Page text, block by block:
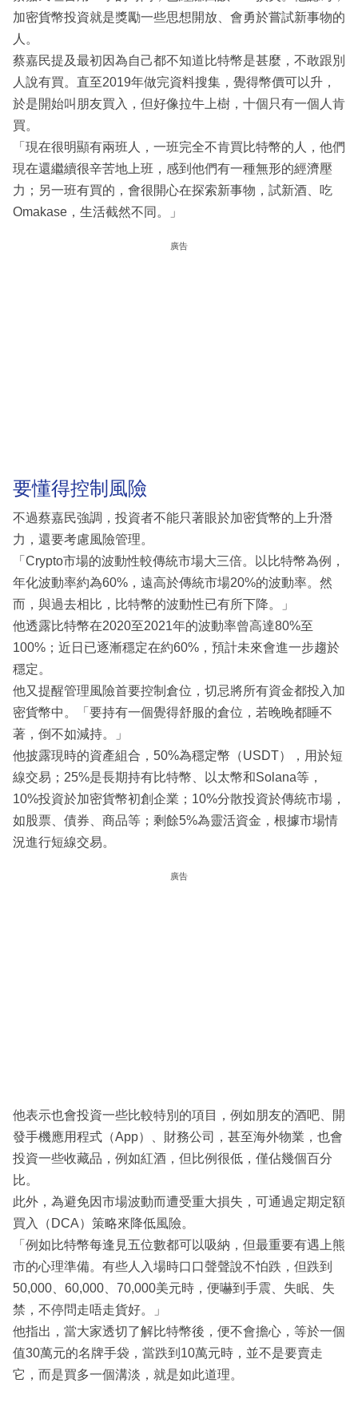
加密貨幣投資就是獎勵一些思想開放、會勇於嘗試新事物的
人。
蔡嘉民提及最初因為自己都不知道比特幣是甚麼，不敢跟別
人說有買。直至2019年做完資料搜集，覺得幣價可以升，
於是開始叫朋友買入，但好像拉牛上樹，十個只有一個人肯
買。
「現在很明顯有兩班人，一班完全不肯買比特幣的人，他們
現在還繼續很辛苦地上班，感到他們有一種無形的經濟壓
力；另一班有買的，會很開心在探索新事物，試新酒、吃
Omakase，生活截然不同。」
廣告
要懂得控制風險
不過蔡嘉民強調，投資者不能只著眼於加密貨幣的上升潛
力，還要考慮風險管理。
「Crypto市場的波動性較傳統市場大三倍。以比特幣為例，
年化波動率約為60%，遠高於傳統市場20%的波動率。然
而，與過去相比，比特幣的波動性已有所下降。」
他透露比特幣在2020至2021年的波動率曾高達80%至
100%；近日已逐漸穩定在約60%，預計未來會進一步趨於
穩定。
他又提醒管理風險首要控制倉位，切忌將所有資金都投入加
密貨幣中。「要持有一個覺得舒服的倉位，若晚晚都睡不
著，倒不如減持。」
他披露現時的資產組合，50%為穩定幣（USDT），用於短
線交易；25%是長期持有比特幣、以太幣和Solana等，
10%投資於加密貨幣初創企業；10%分散投資於傳統市場，
如股票、債券、商品等；剩餘5%為靈活資金，根據市場情
況進行短線交易。
廣告
他表示也會投資一些比較特別的項目，例如朋友的酒吧、開
發手機應用程式（App）、財務公司，甚至海外物業，也會
投資一些收藏品，例如紅酒，但比例很低，僅佔幾個百分
比。
此外，為避免因市場波動而遭受重大損失，可通過定期定額
買入（DCA）策略來降低風險。
「例如比特幣每逢見五位數都可以吸納，但最重要有遇上熊
市的心理準備。有些人入場時口口聲聲說不怕跌，但跌到
50,000、60,000、70,000美元時，便嚇到手震、失眠、失
禁，不停問走唔走貨好。」
他指出，當大家透切了解比特幣後，便不會擔心，等於一個
值30萬元的名牌手袋，當跌到10萬元時，並不是要賣走
它，而是買多一個溝淡，就是如此道理。